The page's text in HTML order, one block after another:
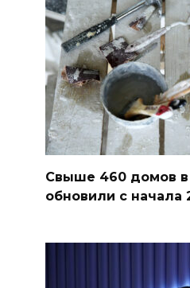
Свыше 460 домов в
обновили с начала